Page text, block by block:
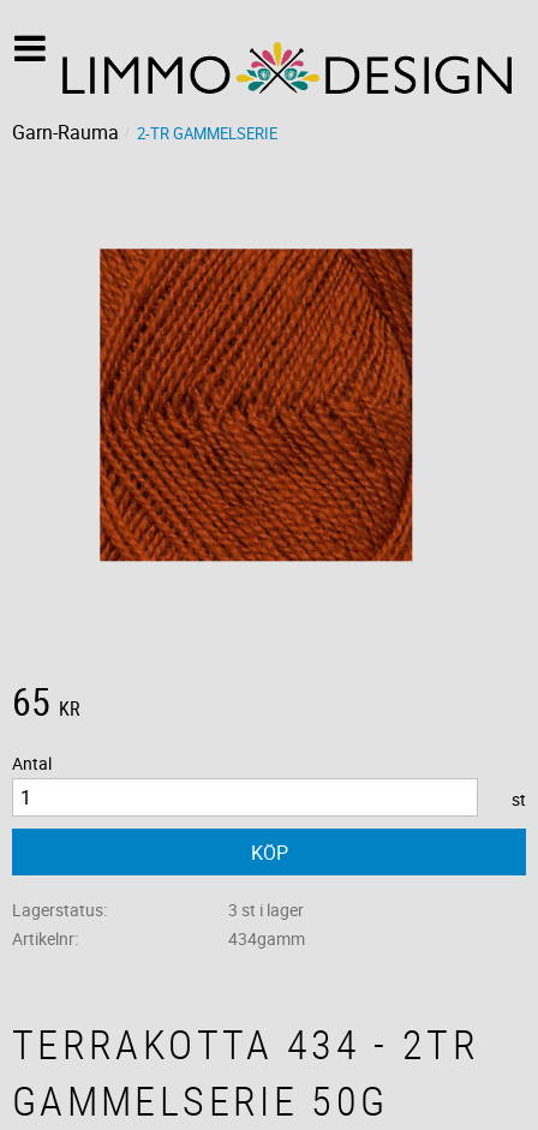
Garn-Rauma 2-TR GAMMELSERIE
65 KR
Antal
st
KÖP
Lagerstatus
3 st i lager
Artikelnr
434gamm
TERRAKOTTA 434 - 2TR
GAMMELSERIE 50G